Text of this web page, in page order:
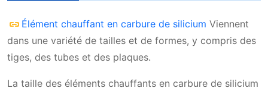
Élément chauffant en carbure de silicium Viennent
dans une variété de tailles et de formes, y compris des
tiges, des tubes et des plaques.
La taille des éléments chauffants en carbure de silicium